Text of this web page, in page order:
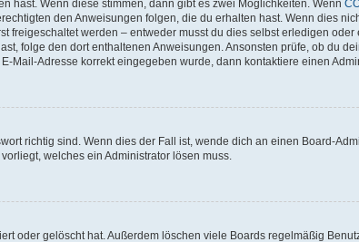
hast. Wenn diese stimmen, dann gibt es zwei Möglichkeiten. Wenn
den Anweisungen folgen, die du erhalten hast. Wenn dies
werden – entweder musst du dies selbst erledigen oder
folge den dort enthaltenen Anweisungen. Ansonsten prüfe, ob du
Mail-Adresse korrekt eingegeben wurde, dann kontaktiere einen
richtig sind. Wenn dies der Fall ist, wende dich an einen Board-
welches ein Administrator lösen muss.
oder gelöscht hat. Außerdem löschen viele Boards regelmäßig